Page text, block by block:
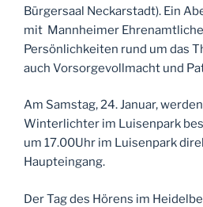
Bürgersaal Neckarstadt). Ein
mit Mannheimer
Persönlichkeiten rund um das
auch Vorsorgevollmacht und
Am Samstag, 24. Januar,
Winterlichter im Luisenpark
um 17.00Uhr im Luisenpark
Haupteingang.
Der Tag des Hörens im